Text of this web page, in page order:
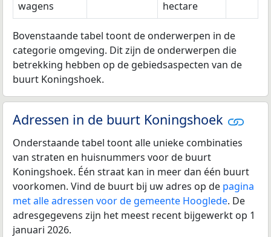
wagens
hectare
Bovenstaande tabel toont de onderwerpen in de
categorie omgeving. Dit zijn de onderwerpen die
betrekking hebben op de gebiedsaspecten van de
buurt Koningshoek.
Adressen in de buurt Koningshoek
Onderstaande tabel toont alle unieke combinaties
van straten en huisnummers voor de buurt
Koningshoek. Één straat kan in meer dan één buurt
voorkomen. Vind de buurt bij uw adres op de pagina
met alle adressen voor de gemeente Hooglede. De
adresgegevens zijn het meest recent bijgewerkt op 1
januari 2026.